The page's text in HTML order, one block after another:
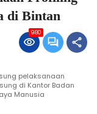
di Bintan
980
pelaksanaan
di Kantor Badan
Manusia